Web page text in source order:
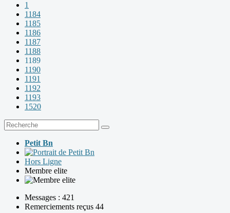
1
1184
1185
1186
1187
1188
1189
1190
1191
1192
1193
1520
Petit Bn
Hors Ligne
Membre elite
Messages : 421
Remerciements reçus 44